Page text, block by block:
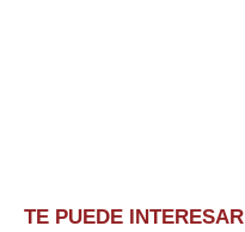
TE PUEDE INTERESAR